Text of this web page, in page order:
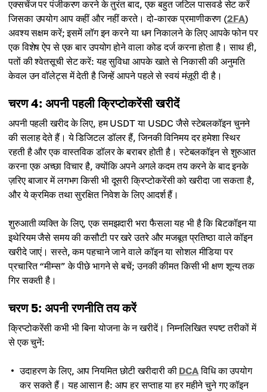
एक्सचेंज पर पंजीकरण करने के तुरंत बाद, एक बहुत जटिल पासवर्ड सेट करें
जिसका उपयोग आप कहीं और नहीं करते। दो-कारक प्रमाणीकरण (2FA)
अवश्य सक्षम करें; इसमें लॉग इन करने या धन निकालने के लिए आपके फोन पर
एक विशेष ऐप से एक बार उपयोग होने वाला कोड दर्ज करना होता है। साथ ही,
पतों की श्वेतसूची सेट करें: यह सुविधा आपके खाते से निकासी की अनुमति
केवल उन वॉलेट्स में देती है जिन्हें आपने पहले से स्वयं मंज़ूरी दी है।
चरण 4: अपनी पहली क्रिप्टोकरेंसी खरीदें
अपनी पहली खरीद के लिए, हम USDT या USDC जैसे स्टेबलकॉइन चुनने
की सलाह देते हैं। ये डिजिटल डॉलर हैं, जिनकी विनिमय दर हमेशा स्थिर
रहती है और एक वास्तविक डॉलर के बराबर होती है। स्टेबलकॉइन से शुरुआत
करना एक अच्छा विचार है, क्योंकि अपने अगले कदम तय करने के बाद इनके
ज़रिए बाजार में लगभग किसी भी दूसरी क्रिप्टोकरेंसी को खरीदा जा सकता है,
और ये क्रमिक तथा सुरक्षित निवेश के लिए आदर्श हैं।
शुरुआती व्यक्ति के लिए, एक समझदारी भरा फैसला यह भी है कि बिटकॉइन या
इथेरियम जैसे समय की कसौटी पर खरे उतरे और मजबूत प्रतिष्ठा वाले कॉइन
खरीदे जाएं। सस्ते, कम पहचाने जाने वाले कॉइन या सोशल मीडिया पर
प्रचारित “मीम्स” के पीछे भागने से बचें; उनकी कीमत किसी भी क्षण शून्य तक
गिर सकती है।
चरण 5: अपनी रणनीति तय करें
क्रिप्टोकरेंसी कभी भी बिना योजना के न खरीदें। निम्नलिखित स्पष्ट तरीकों में
से एक चुनें:
उदाहरण के लिए, आप नियमित छोटी खरीदारी की DCAविधि का उपयोग
कर सकते हैं। यह आसान है: आप हर सप्ताह या हर महीने चुने गए कॉइन